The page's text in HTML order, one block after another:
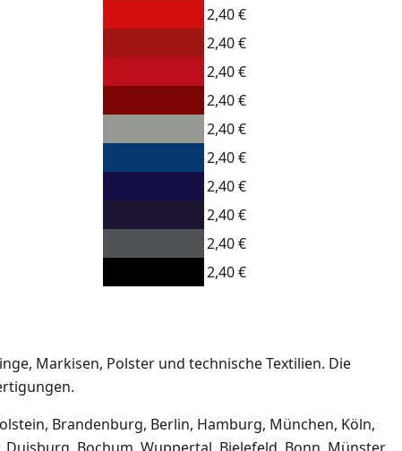
2,40 €
2,40 €
2,40 €
2,40 €
2,40 €
2,40 €
2,40 €
2,40 €
2,40 €
2,40 €
Markisen, Polster und technische Textilien. Die
Brandenburg, Berlin, Hamburg, München, Köln,